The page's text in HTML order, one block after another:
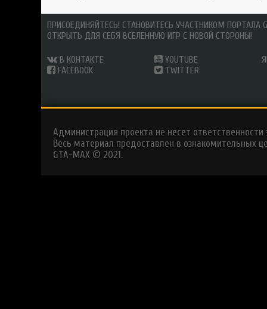
ПРИСОЕДИНЯЙТЕСЬ! СТАНОВИТЕСЬ УЧАСТНИКОМ ПОРТАЛА
ОТКРЫТЬ ДЛЯ СЕБЯ ВСЕЛЕННУЮ ИГР С НОВОЙ СТОРОНЫ!
В КОНТАКТЕ YOUTUBE
FACEBOOK
TWITTER
Администрация проекта не несет
Весь материал предоставлен в ознакомительных
GTA-MAX © 2021.